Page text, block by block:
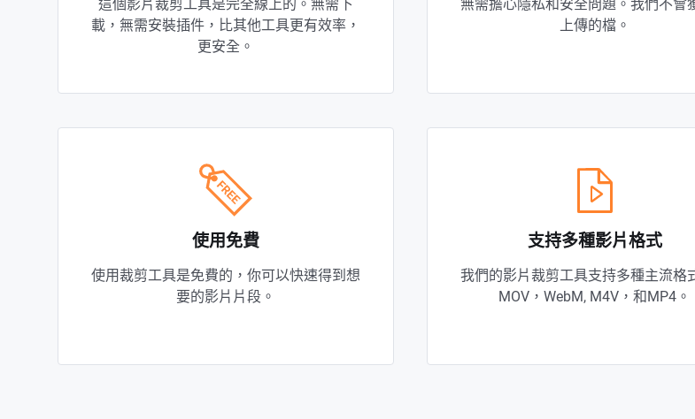
這個影片裁剪工具是完全線上的。無需下
載，無需安裝插件，比其他工具更有效率，
更安全。
無需擔心隱私和安全問題。我們不會
上傳的檔。
使用免費
使用裁剪工具是免費的，你可以快速得到想
要的影片片段。
支持多種影片格式
我們的影片裁剪工具支持多種主流格
MOV，WebM, M4V，和MP4。